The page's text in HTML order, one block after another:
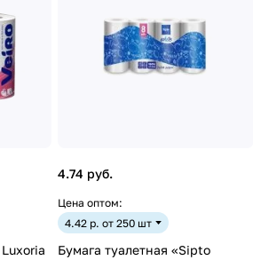
4.74 руб.
Цена оптом:
4.42 р. от 250 шт
Бумага туалетная «Sipto